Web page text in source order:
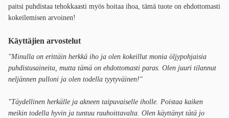
paitsi puhdistaa tehokkaasti myös hoitaa ihoa, tämä tuote on ehdottomasti
kokeilemisen arvoinen!
Käyttäjien arvostelut
"Minulla on erittäin herkkä iho ja olen kokeillut monia öljypohjaisia
puhdistusaineita, mutta tämä on ehdottomasti paras. Olen juuri tilannut
neljännen pulloni ja olen todella tyytyväinen!"
"Täydellinen herkälle ja akneen taipuvaiselle iholle. Poistaa kaiken
meikin todella hyvin ja tuntuu rauhoittavalta. Olen käyttänyt tätä jo